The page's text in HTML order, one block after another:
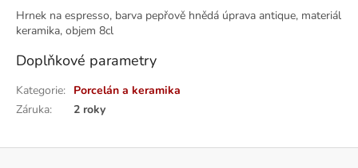
Hrnek na espresso, barva pepřově hnědá úprava antique, materiál
keramika, objem 8cl
Doplňkové parametry
Kategorie: Porcelán a keramika
Záruka: 2 roky
Z